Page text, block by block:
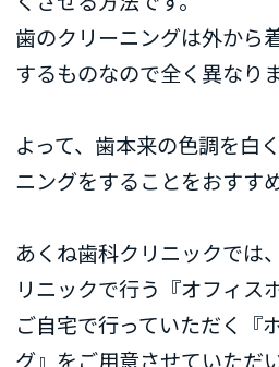
歯のクリーニングは外から
するものなので全く異なりま
よって、歯本来の色調を白
ニングをすることをおすす
あくね歯科クリニックでは
リニックで行う『オフィス
ご自宅で行っていただく『
グ』をご用意させていただ